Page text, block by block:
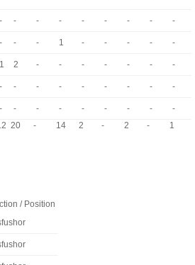
- - - - - - - - -
- - - 1 - - - - -
1 2 - - - - - - -
- - - - - - - - -
- - - - - - - -
-
20 - 14 2 - 2 - 1
/ Position